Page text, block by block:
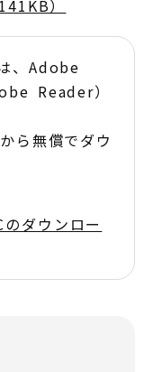
）
、Adobe
Reader）
ら無償でダウ
ダウンロー